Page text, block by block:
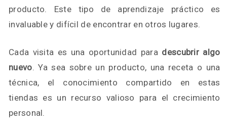
producto. Este tipo de aprendizaje práctico es
invaluable y difícil de encontrar en otros lugares.
Cada visita es una oportunidad para descubrir algo
nuevo. Ya sea sobre un producto, una receta o una
técnica, el conocimiento compartido en estas
tiendas es un recurso valioso para el crecimiento
personal.